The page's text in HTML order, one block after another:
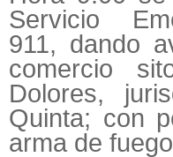
Servicio
911, dando
comercio
Dolores,
Quinta; con
arma de